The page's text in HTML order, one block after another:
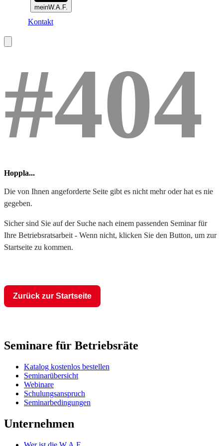
meinW.A.F.
Kontakt
#404
Hoppla...
Die von Ihnen angeforderte Seite gibt es nicht mehr oder hat es nie
gegeben.
Sicher sind Sie auf der Suche nach einem passenden Seminar für
Ihre Betriebsratsarbeit - Wenn nicht, klicken Sie den Button, um zur
Startseite zu kommen.
Zurück zur Startseite
Seminare für Betriebsräte
Katalog kostenlos bestellen
Seminarübersicht
Webinare
Schulungsanspruch
Seminarbedingungen
Unternehmen